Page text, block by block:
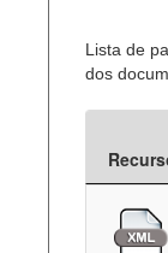
Lista de
dos